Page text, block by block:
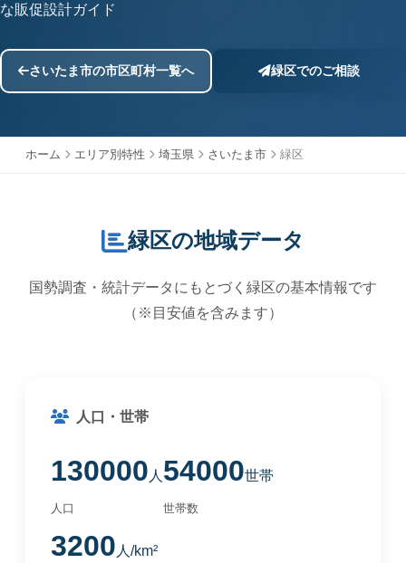
な販促設計ガイド
さいたま市の市区町村一覧へ 緑区でのご相談
ホーム エリア別特性 埼玉県 さいたま市 緑区
緑区の地域データ
国勢調査・統計データにもとづく緑区の基本情報です
（※目安値を含みます）
人口・世帯
130000 人
人口
54000世帯
世帯数
3200 人/km²